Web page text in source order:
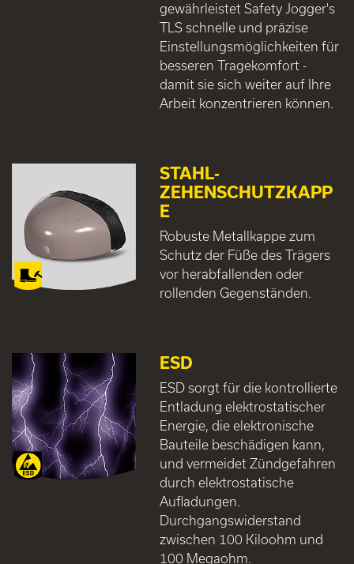
gewährleistet Safety Jogger's
TLS schnelle und präzise
Einstellungsmöglichkeiten für
besseren Tragekomfort -
damit sie sich weiter auf Ihre
Arbeit konzentrieren können.
STAHL-
ZEHENSCHUTZKAPP
E
Robuste Metallkappe zum
Schutz der Füße des Trägers
vor herabfallenden oder
rollenden Gegenständen.
ESD
ESD sorgt für die kontrollierte
Entladung elektrostatischer
Energie, die elektronische
Bauteile beschädigen kann,
und vermeidet Zündgefahren
durch elektrostatische
Aufladungen.
Durchgangswiderstand
zwischen 100 Kiloohm und
100 Megaohm.